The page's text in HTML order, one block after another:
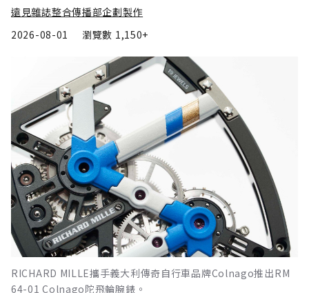
遠見雜誌整合傳播部企劃製作
2026-08-01
瀏覽數 1,150+
RICHARD MILLE攜手義大利傳奇自行車品牌Colnago推出RM
64-01 Colnago陀飛輪腕錶。